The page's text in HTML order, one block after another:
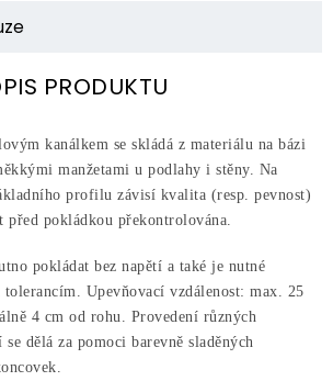
PRODUKTU
kanálkem se skládá z materiálu na bázi
manžetami u podlahy i stěny. Na
profilu závisí kvalita (resp. pevnost)
před pokládkou překontrolována.
pokládat bez napětí a také je nutné
Upevňovací vzdálenost: max. 25
4 cm od rohu. Provedení různých
dělá za pomoci barevně sladěných